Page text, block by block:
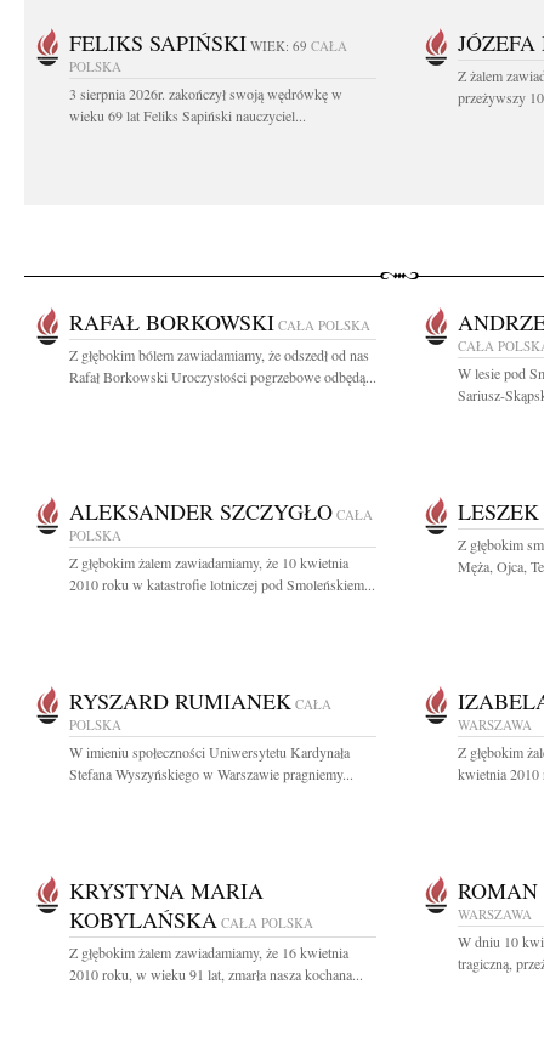
FELIKS SAPIŃSKI WIEK: 69 CAŁA
POLSKA
3 sierpnia 2026r. zakończył swoją wędrówkę w
wieku 69 lat Feliks Sapiński nauczyciel...
Z żalem
przeżywszy
RAFAŁ BORKOWSKI CAŁA POLSKA
Z głębokim bólem zawiadamiamy, że odszedł od nas
Rafał Borkowski Uroczystości pogrzebowe odbędą...
CAŁA
W lesie pod
Sariusz-
ALEKSANDER SZCZYGŁO CAŁA
POLSKA
Z głębokim żalem zawiadamiamy, że 10 kwietnia
2010 roku w katastrofie lotniczej pod Smoleńskiem...
Z głębokim
Męża, Ojca,
RYSZARD RUMIANEK CAŁA
POLSKA
W imieniu społeczności Uniwersytetu Kardynała
Stefana Wyszyńskiego w Warszawie pragniemy...
WARSZAWA
Z głębokim
kwietnia 2010
KRYSTYNA MARIA
KOBYLAŃSKA CAŁA POLSKA
Z głębokim żalem zawiadamiamy, że 16 kwietnia
2010 roku, w wieku 91 lat, zmarła nasza kochana...
WARSZAWA
W dniu 10
tragiczną,